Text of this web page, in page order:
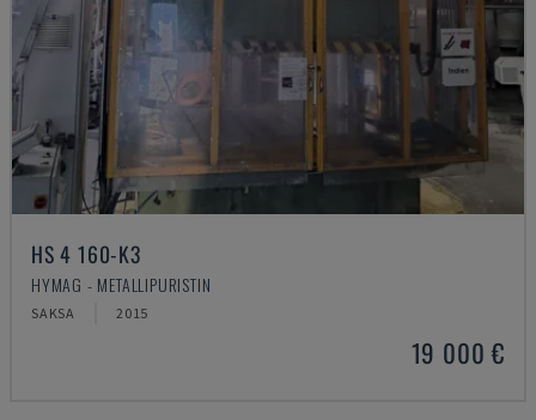
HS 4 160-K3
HYMAG - METALLIPURISTIN
SAKSA 2015
19 000 €